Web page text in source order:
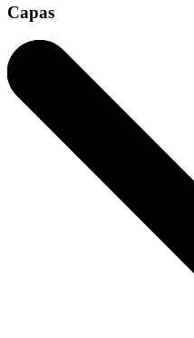
Capas